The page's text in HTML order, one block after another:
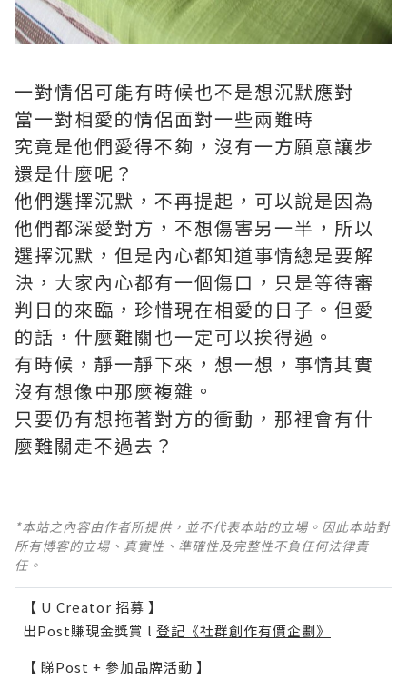
一對情侶可能有時候也不是想沉默應對
當一對相愛的情侶面對一些兩難時
究竟是他們愛得不夠，沒有一方願意讓步
還是什麼呢？
他們選擇沉默，不再提起，可以說是因為
他們都深愛對方，不想傷害另一半，所以
選擇沉默，但是內心都知道事情總是要解
決，大家內心都有一個傷口，只是等待審
判日的來臨，珍惜現在相愛的日子。但愛
的話，什麼難關也一定可以挨得過。
有時候，靜一靜下來，想一想，事情其實
沒有想像中那麼複雜。
只要仍有想拖著對方的衝動，那裡會有什
麼難關走不過去？
*本站之內容由作者所提供，並不代表本站的立場。因此本站對
所有博客的立場、真實性、準確性及完整性不負任何法律責
任。
【 U Creator 招募 】
出Post賺現金獎賞 l 登記《社群創作有價企劃》
【 睇Post + 參加品牌活動 】